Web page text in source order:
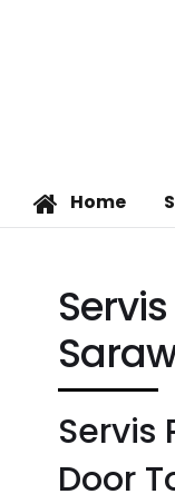
Home
Servis
Door